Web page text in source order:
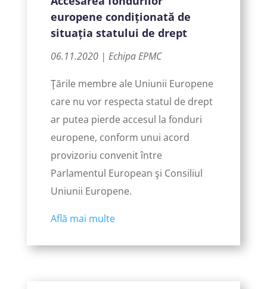
europene condiționată de
situația statului de drept
06.11.2020 | Echipa EPMC
Ţările membre ale Uniunii Europene
care nu vor respecta statul de drept
ar putea pierde accesul la fonduri
europene, conform unui acord
provizoriu convenit între
Parlamentul European şi Consiliul
Uniunii Europene.
Află mai multe